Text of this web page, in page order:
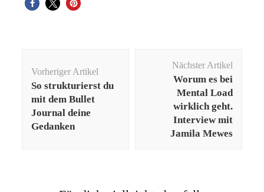
Vorheriger Artikel
So strukturierst du
mit dem Bullet
Journal deine
Gedanken
Nächster Artikel
Worum es bei
Mental Load
wirklich geht.
Interview mit
Jamila Mewes